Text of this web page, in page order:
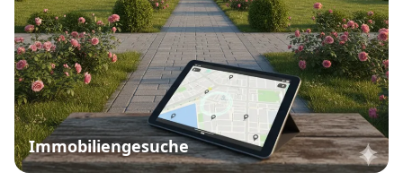
Immobiliengesuche